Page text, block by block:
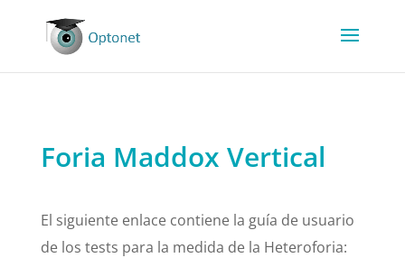
Foria Maddox Vertical
El siguiente enlace contiene la guía de usuario
de los tests para la medida de la Heteroforia: